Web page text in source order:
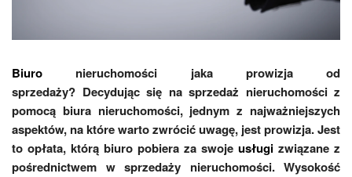
Biuro nieruchomości jaka prowizja od
sprzedaży? Decydując się na sprzedaż nieruchomości z
pomocą biura nieruchomości, jednym z najważniejszych
aspektów, na które warto zwrócić uwagę, jest prowizja. Jest
to opłata, którą biuro pobiera za swoje usługi związane z
pośrednictwem w sprzedaży nieruchomości. Wysokość